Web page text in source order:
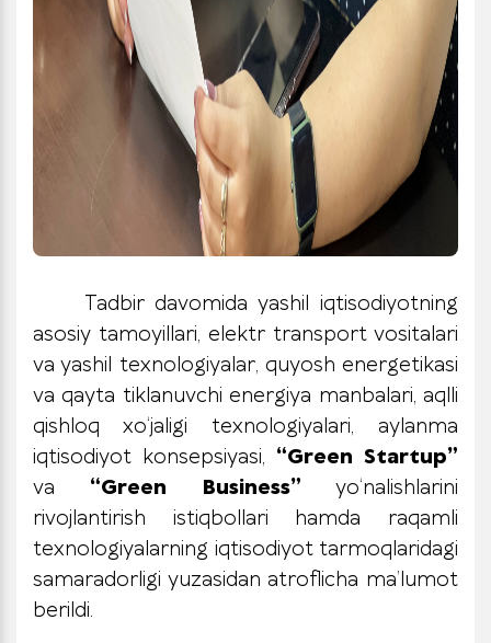
Tadbir davomida yashil iqtisodiyotning
asosiy tamoyillari, elektr transport vositalari
va yashil texnologiyalar, quyosh energetikasi
va qayta tiklanuvchi energiya manbalari, aqlli
qishloq xo‘jaligi texnologiyalari, aylanma
iqtisodiyot konsepsiyasi, “Green Startup”
va “Green Business” yo‘nalishlarini
rivojlantirish istiqbollari hamda raqamli
texnologiyalarning iqtisodiyot tarmoqlaridagi
samaradorligi yuzasidan atroflicha ma’lumot
berildi.